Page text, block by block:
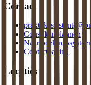
Contact
Consult inplannen
Naar boekingssysteem
Contactpagina
Locaties